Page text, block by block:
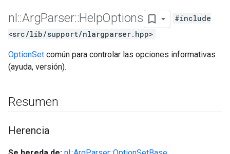
nl ::ArgParser::HelpOptions
#include
<src/lib/support/nlargparser.hpp>
OptionSet común para controlar las opciones informativas
(ayuda, versión).
Resumen
Herencia